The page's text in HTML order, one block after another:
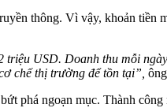
thông. Vì vậy, khoản tiền
USD. Doanh thu mỗi
chế thị trường để tồn tại”,
phá ngoạn mục. Thành công